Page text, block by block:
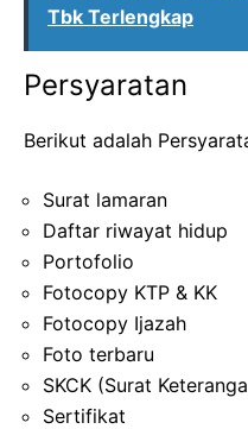
Tbk Terlengkap
Persyaratan
Berikut adalah
Surat lamaran
Daftar riwayat hidup
Portofolio
Fotocopy KTP & KK
Fotocopy Ijazah
Foto terbaru
SKCK (Surat
Sertifikat